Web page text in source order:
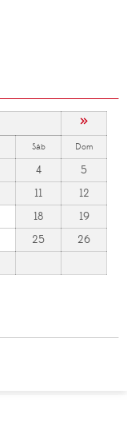
»
Sáb Dom
4
5
11
12
18
19
25
26